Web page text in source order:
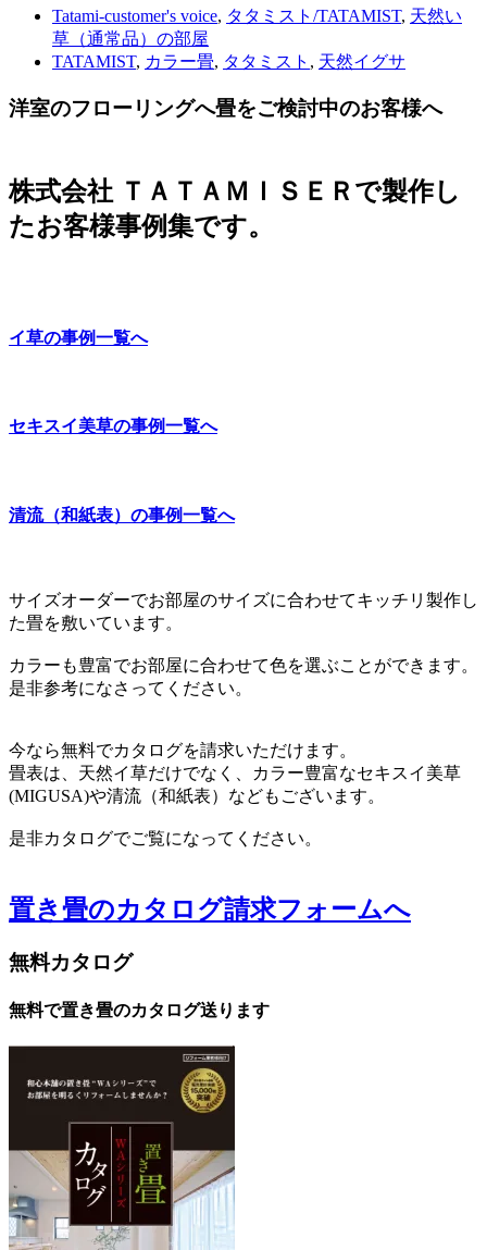
Tatami-customer's voice, タタミスト/TATAMIST, 天然い
草（通常品）の部屋
TATAMIST, カラー畳, タタミスト , 天然イグサ
洋室のフローリングへ畳をご検討中のお客様へ
株式会社 ＴＡＴＡＭＩＳＥＲで製作し
たお客様事例集です。
イ草の事例一覧へ
セキスイ美草の事例一覧へ
清流（和紙表）の事例一覧へ
サイズオーダーでお部屋のサイズに合わせてキッチリ製作し
た畳を敷いています。
カラーも豊富でお部屋に合わせて色を選ぶことができます。
是非参考になさってください。
今なら無料でカタログを請求いただけます。
畳表は、天然イ草だけでなく、カラー豊富なセキスイ美草
(MIGUSA)や清流（和紙表）などもございます。
是非カタログでご覧になってください。
置き畳のカタログ請求フォームへ
無料カタログ
無料で置き畳のカタログ送ります